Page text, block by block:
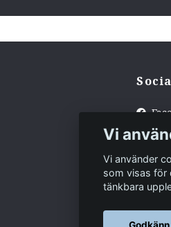
Vi
Vi använder
som visas för
tänkbara